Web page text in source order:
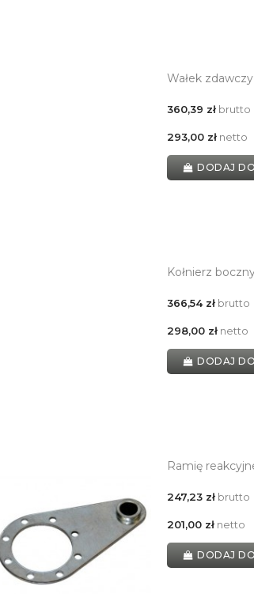
Wałek
360,39 złbrutto
293,00 złnetto
DODAJ
Kołnierz
366,54 złbrutto
298,00 złnetto
DODAJ
Ramię
247,23 złbrutto
201,00 złnetto
DODAJ